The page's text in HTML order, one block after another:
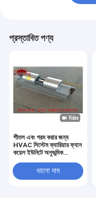
প্রস্তাবিত পণ্য
শীতল এবং গরম করার জন্য
HVAC সিস্টেম ক্যারিয়ার ফ্যান
কয়েল ইউনিটে অনুভূমিক
ভালো দাম